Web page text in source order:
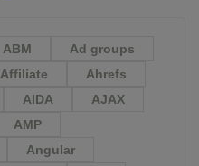
ABM
Ad groups
Affiliate
Ahrefs
AIDA
AJAX
AMP
Angular